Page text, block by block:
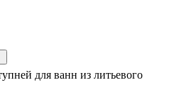
для ванн из литьевого